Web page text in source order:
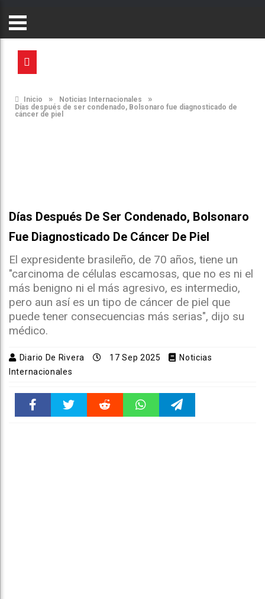
Inicio » Noticias Internacionales »
Días después de ser condenado, Bolsonaro fue diagnosticado de
cáncer de piel
Días Después De Ser Condenado, Bolsonaro
Fue Diagnosticado De Cáncer De Piel
El expresidente brasileño, de 70 años, tiene un
"carcinoma de células escamosas, que no es ni el
más benigno ni el más agresivo, es intermedio,
pero aun así es un tipo de cáncer de piel que
puede tener consecuencias más serias", dijo su
médico.
Diario De Rivera 17 Sep 2025
Noticias
Internacionales